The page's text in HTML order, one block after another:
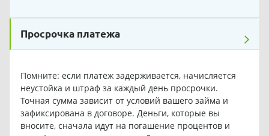
Просрочка платежа
Помните: если платёж задерживается, начисляется
неустойка и штраф за каждый день просрочки.
Точная сумма зависит от условий вашего займа и
зафиксирована в договоре. Деньги, которые вы
вносите, сначала идут на погашение процентов и